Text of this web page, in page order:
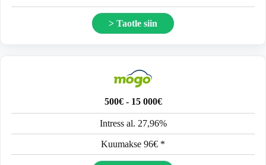
> Taotle siin
500€ - 15 000€
Intress al. 27,96%
Kuumakse 96€ *